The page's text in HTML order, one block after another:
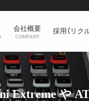
会社概要
COMPANY
採用（リク
Extreme や